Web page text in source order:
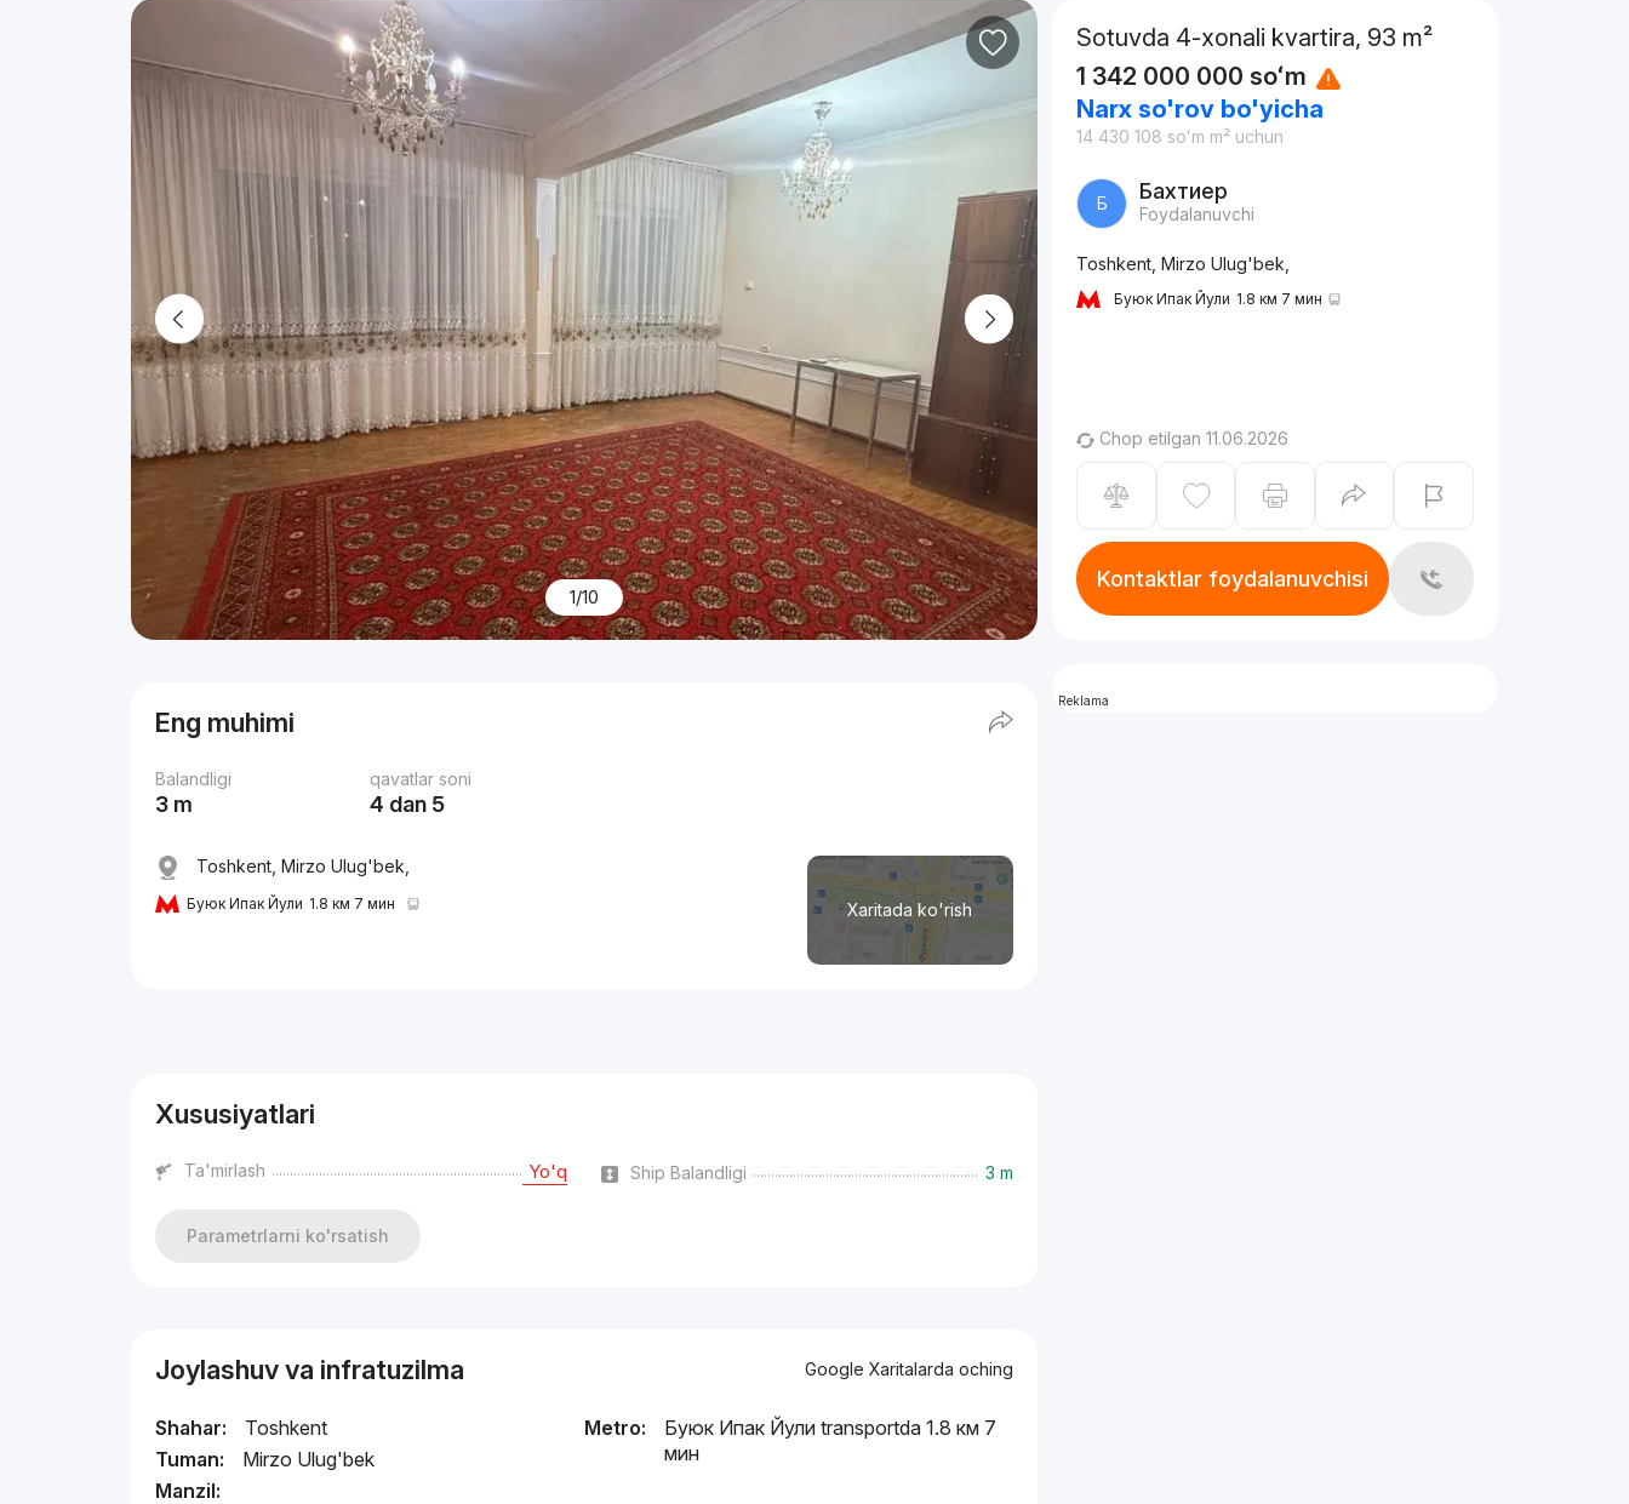
1/10
Eng muhimi
Balandligi
3 m
qavatlar soni
4 dan 5
Xaritada ko'rish
Toshkent, Mirzo Ulug'bek,
Буюк Ипак Йули 1.8 км 7 мин
Xususiyatlari
Ta'mirlash Yo'q Ship Balandligi 3 m
Parametrlarni ko'rsatish
Joylashuv va infratuzilma Google Xaritalarda oching
Shahar:
Toshkent
Tuman:
Mirzo Ulug'bek
Manzil:
Metro:
Буюк Ипак Йули transportda 1.8 км 7
мин
Sotuvda 4-xonali kvartira, 93 m²
1 342 000 000 soʻm
Narx so'rov bo'yicha
14 430 108 soʻm m² uchun
Б Бахтиер
Foydalanuvchi
Toshkent, Mirzo Ulug'bek,
Буюк Ипак Йули 1.8 км 7 мин
Chop etilgan 11.06.2026
Kontaktlar foydalanuvchisi
Reklama